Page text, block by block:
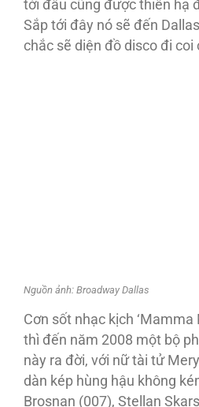
tới đâu cũng được thiên hạ
Sắp tới đây nó sẽ đến
chắc sẽ diện đồ disco đi coi
Nguồn ảnh: Broadway Dallas
Cơn sốt nhạc kịch ‘Mamma
thì đến năm 2008 một bộ
này ra đời, với nữ tài tử
dàn kép hùng hậu không
Brosnan (007), Stellan